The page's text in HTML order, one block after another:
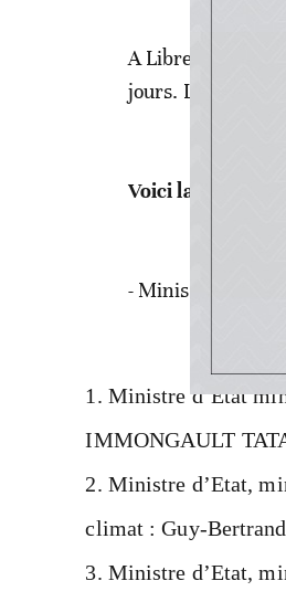
A Libreville, les
jours. L'état de
Voici la
- Ministres d’Etat :
Ministre d’Etat
IMMONGAULT
Ministre d’Etat,
climat : Guy-
Ministre d’Etat,